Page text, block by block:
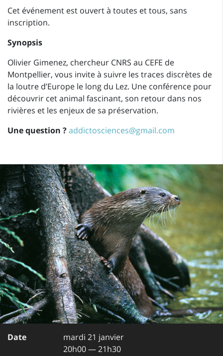
Cet événement est ouvert à toutes et tous, sans
inscription.
Synopsis
Olivier Gimenez, chercheur CNRS au CEFE de
Montpellier, vous invite à suivre les traces discrètes de
la loutre d’Europe le long du Lez. Une conférence pour
découvrir cet animal fascinant, son retour dans nos
rivières et les enjeux de sa préservation.
Une question ?addictosciences@gmail.com
Date
mardi 21 janvier
20h00 — 21h30